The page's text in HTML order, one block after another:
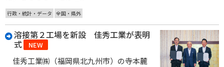
行政・統計・データ 全国・県外
溶接第２工場を新設 佳秀工業が表明
式 NEW
佳秀工業㈱（福岡県北九州市）の寺本麓